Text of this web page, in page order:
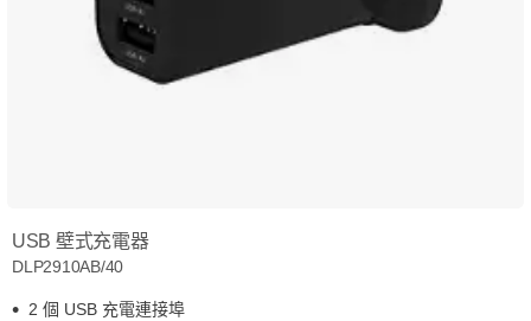
USB 壁式充電器
DLP2910AB/40
2 個 USB 充電連接埠